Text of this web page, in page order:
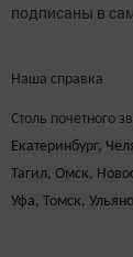
подписаны в
Наша справка
Столь почетного
Екатеринбург,
Тагил, Омск,
Уфа, Томск,